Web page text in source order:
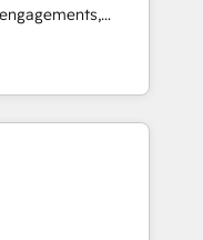
SEA,
ABM, IA,
- 40
HubSpot
into
onboarding to
house team
long-term
setup •
cleanups •
End-to-